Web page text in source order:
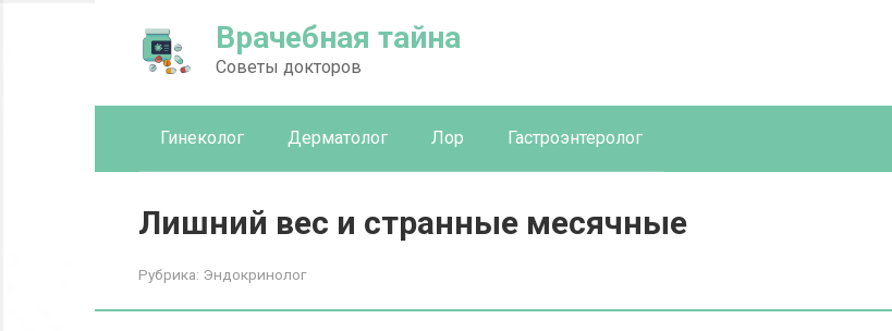
Врачебная тайна
Советы докторов
Гинеколог Дерматолог Лор Гастроэнтеролог
Лишний вес и странные месячные
Рубрика: Эндокринолог